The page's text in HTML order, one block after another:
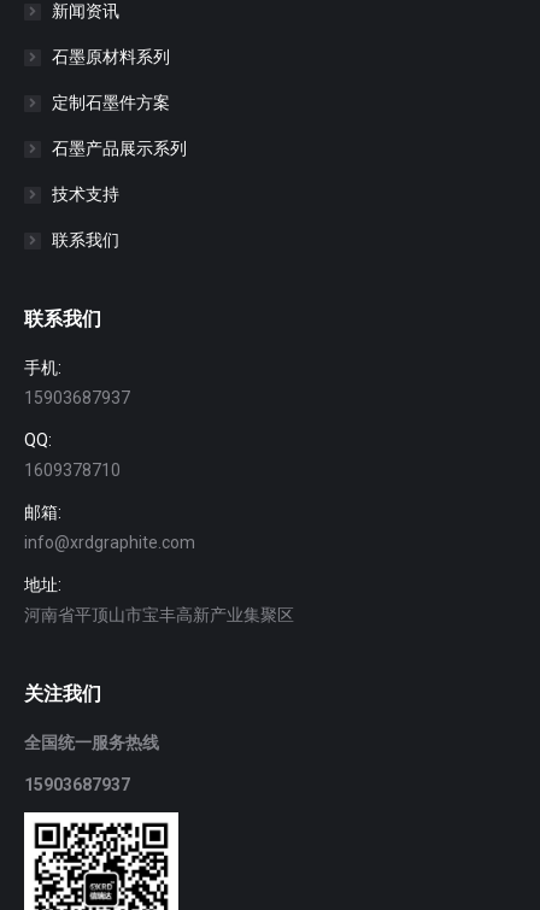
新闻资讯
石墨原材料系列
定制石墨件方案
石墨产品展示系列
技术支持
联系我们
联系我们
手机:
15903687937
QQ:
1609378710
邮箱:
info@xrdgraphite.com
地址:
河南省平顶山市宝丰高新产业集聚区
关注我们
全国统一服务热线
15903687937